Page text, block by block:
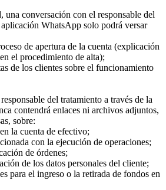
una conversación con el responsable del
WhatsApp solo podrá versar
de apertura de la cuenta (explicación
el procedimiento de alta);
de los clientes sobre el funcionamiento
del tratamiento a través de la
contendrá enlaces ni archivos adjuntos,
sobre:
la cuenta de efectivo;
con la ejecución de operaciones;
de órdenes;
de los datos personales del cliente;
para el ingreso o la retirada de fondos en